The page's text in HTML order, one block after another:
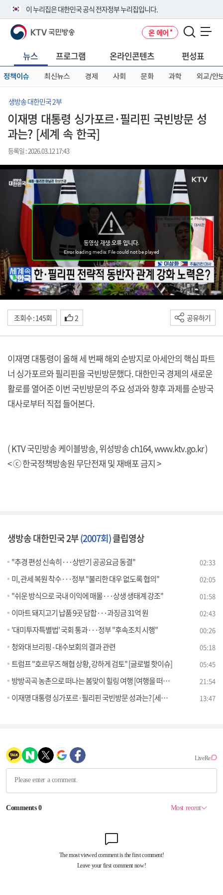
기
이 누리집은 대한민국 공식 전자정부 누리집입니다.
공식 누리집 주소 확인하기
니다.
이밖에 or.kr 또는 .kr등 다른 도메인 주소를 사용하고 있다면 아래 URL에
서 도메인 주소를 확인해 보세요
KTV 국민방송 온 에어
뉴스 프로그램 온라인콘텐츠 편성표
정책이슈 최신뉴스 경제 사회 문화 과학 외교/안
생방송 대한민국 2부
이재명 대통령 싱가포르·필리핀 국빈방문 성
과는? [세계 속 한국]
등록일 : 2026.03.12 17:43
조회수 : 145회 2 공유하기
이재명 대통령이 올해 세 번째 해외 순방지로 아세안의 핵심 파트
너 싱가포르와 필리핀을 국빈방문했다. 대한민국 경제의 새로운
활로를 열어준 이번 국빈방문의 주요 성과와 향후 과제를 순방국
대사로부터 직접 들어본다.
( KTV 국민방송 케이블방송, 위성방송 ch164,www.ktv.go.kr)
< ⓒ 한국정책방송원 무단전재 및 재배포 금지 >
생방송 대한민국 2부(2007회)클립영상
"추경 편성 신속히···상반기 공공요금 동결" 02:33
미, 관세 복원 착수···정부 "불리한 대우 없도록 협의" 02:05
"쉬운 방식으로 국내 이익에 매몰···상생 생태계 강조" 01:58
이마트 돼지고기 납품 9곳 담합···과징금 31억 원 02:43
'대미투자특별법' 국회 통과···정부 "후속조치 시행" 00:26
청와대 브리핑 - 대수보회의 결과 관련 05:18
트럼프 "호르무즈 해협 상황, 강하게 검토" [글로벌 핫이슈] 05:45
방방곡곡 농촌으로 떠나는 봄맞이 힐링 여행 [여행을 떠나요] 21:54
이재명 대통령 싱가포르·필리핀 국빈방문 성과는? [세계 속 한국] 13:47